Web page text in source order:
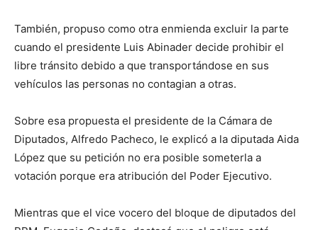
También, propuso como otra enmienda excluir la parte
cuando el presidente Luis Abinader decide prohibir el
libre tránsito debido a que transportándose en sus
vehículos las personas no contagian a otras.
Sobre esa propuesta el presidente de la Cámara de
Diputados, Alfredo Pacheco, le explicó a la diputada Aida
López que su petición no era posible someterla a
votación porque era atribución del Poder Ejecutivo.
Mientras que el vice vocero del bloque de diputados del